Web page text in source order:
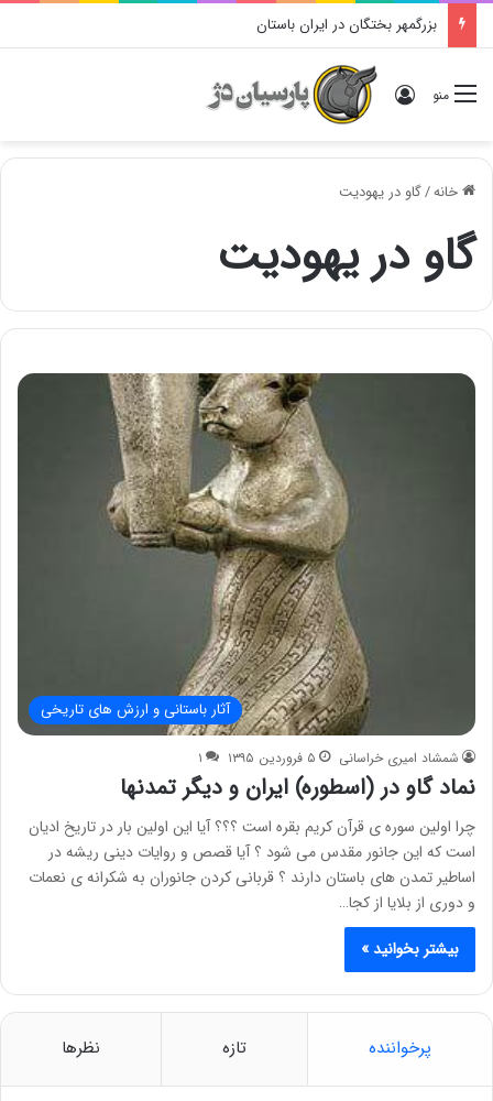
بزرگمهر بختگان در ایران باستان
منو ورود
خانه/گاو در یهودیت
گاو در یهودیت
آثار باستانی و ارزش های تاریخی
شمشاد امیری خراسانی ۵ فروردین ۱۳۹۵ ۱
نماد گاو در (اسطوره) ایران و دیگر تمدنها
چرا اولین سوره ی قرآن کریم بقره است ؟؟؟ آیا این اولین بار در تاریخ ادیان
است که این جانور مقدس می شود ؟ آیا قصص و روایات دینی ریشه در
اساطیر تمدن های باستان دارند ؟ قربانی کردن جانوران به شکرانه ی نعمات
و دوری از بلایا از کجا…
بیشتر بخوانید »
پرخواننده تازه نظرها